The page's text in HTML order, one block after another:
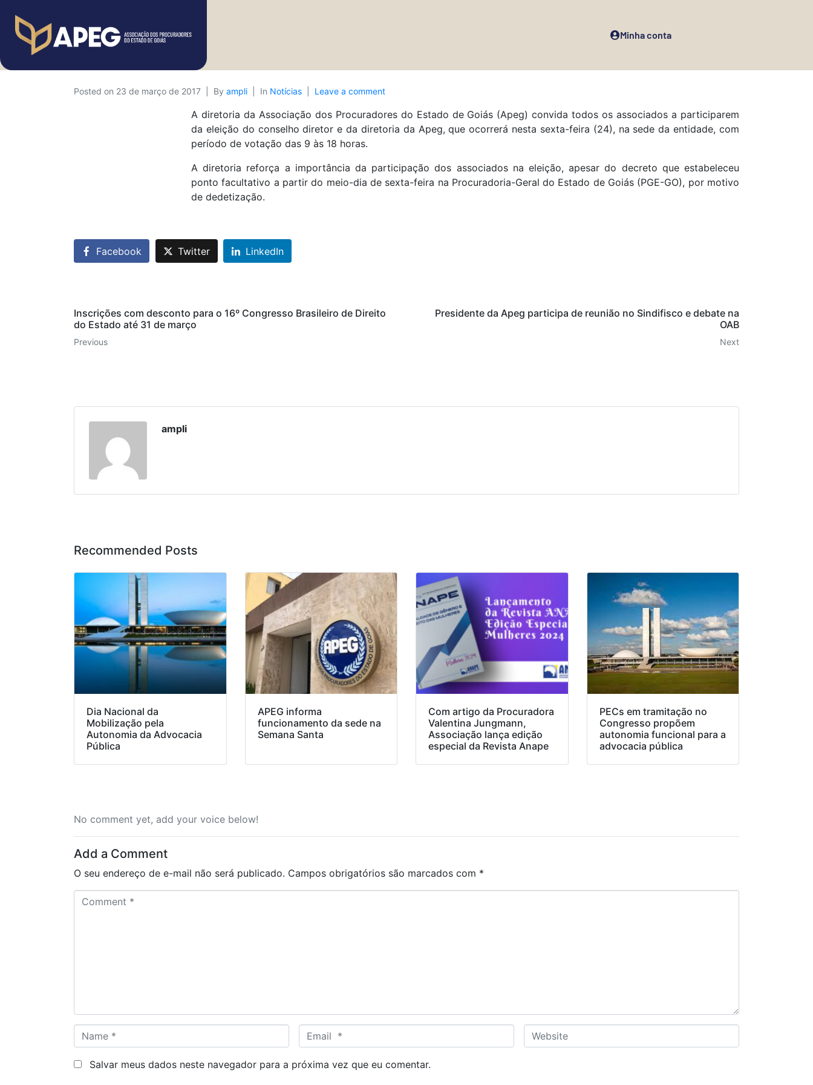
Minha conta
Posted on 23 de março de 2017 By ampli In Notícias Leave a comment
A diretoria da Associação dos Procuradores do Estado de Goiás (Apeg) convida todos os associados a participarem
da eleição do conselho diretor e da diretoria da Apeg, que ocorrerá nesta sexta-feira (24), na sede da entidade, com
período de votação das 9 às 18 horas.
A diretoria reforça a importância da participação dos associados na eleição, apesar do decreto que estabeleceu
ponto facultativo a partir do meio-dia de sexta-feira na Procuradoria-Geral do Estado de Goiás (PGE-GO), por motivo
de dedetização.
Facebook Twitter LinkedIn
Inscrições com desconto para o 16º Congresso Brasileiro de Direito
do Estado até 31 de março
Previous
Presidente da Apeg participa de reunião no Sindifisco e debate na
OAB
Next
ampli
Recommended Posts
Dia Nacional da
Mobilização pela
Autonomia da Advocacia
Pública
APEG informa
funcionamento da sede na
Semana Santa
Com artigo da Procuradora
Valentina Jungmann,
Associação lança edição
especial da Revista Anape
PECs em tramitação no
Congresso propõem
autonomia funcional para a
advocacia pública
No comment yet, add your voice below!
Add a Comment
O seu endereço de e-mail não será publicado. Campos obrigatórios são marcados com *
a
m
m
a
W
e
Salvar meus dados neste navegador para a próxima vez que eu comentar.